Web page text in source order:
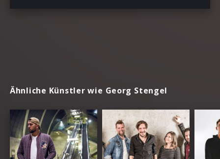
Ähnliche Künstler wie Georg Stengel